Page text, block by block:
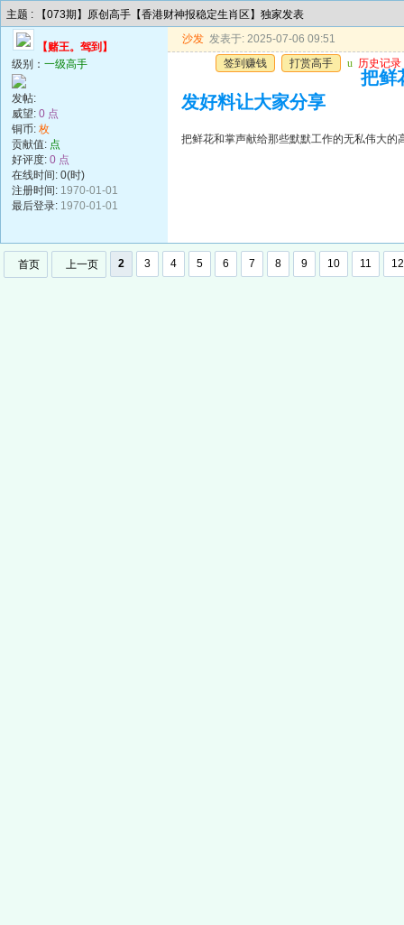
主题 : 【073期】原创高手【香港财神报稳定生肖区】独家发表
【赌王。驾到】
级别： 一级高手
发帖:
威望: 0 点
铜币: 枚
贡献值: 点
好评度: 0 点
在线时间: 0(时)
注册时间: 1970-01-01
最后登录: 1970-01-01
沙发 发表于: 2025-07-06 09:51
签到赚钱
打赏高手 u 历史记录
把鲜
发好料让大家分享
把鲜花和掌声献给那些默默工作的无私伟大的
首页 上一页 2 3 4 5 6 7 8 9 10 11 12